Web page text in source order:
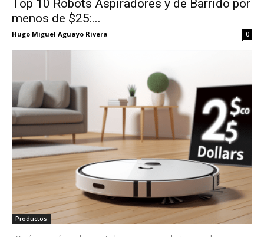
Top 10 Robots Aspiradores y de Barrido por
menos de $25:...
Hugo Miguel Aguayo Rivera 0
Productos